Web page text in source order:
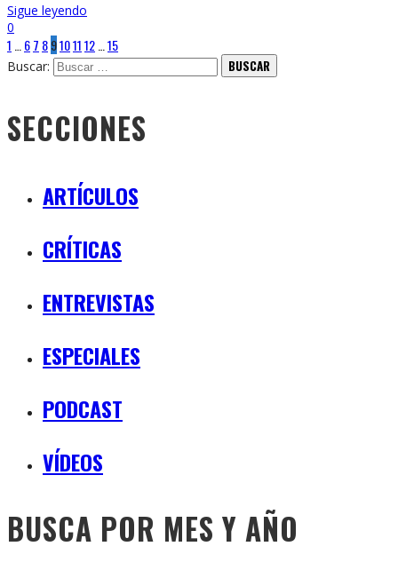
Sigue leyendo
0
1 67 89101112 15
Buscar:
SECCIONES
ARTÍCULOS
CRÍTICAS
ENTREVISTAS
ESPECIALES
PODCAST
VÍDEOS
BUSCA POR MES Y AÑO